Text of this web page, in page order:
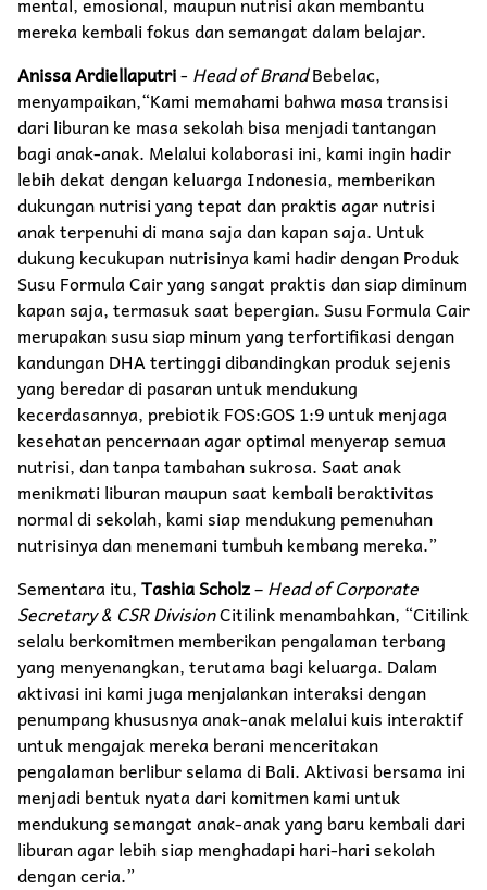
mereka kembali fokus dan semangat dalam belajar.
Anissa Ardiellaputri-Head of BrandBebelac,
menyampaikan,“Kami memahami bahwa masa transisi
dari liburan ke masa sekolah bisa menjadi tantangan
bagi anak-anak. Melalui kolaborasi ini, kami ingin hadir
lebih dekat dengan keluarga Indonesia, memberikan
dukungan nutrisi yang tepat dan praktis agar nutrisi
anak terpenuhi di mana saja dan kapan saja. Untuk
dukung kecukupan nutrisinya kami hadir dengan Produk
Susu Formula Cair yang sangat praktis dan siap diminum
kapan saja, termasuk saat bepergian. Susu Formula Cair
merupakan susu siap minum yang terfortifikasi dengan
kandungan DHA tertinggi dibandingkan produk sejenis
yang beredar di pasaran untuk mendukung
kecerdasannya, prebiotik FOS:GOS 1:9 untuk menjaga
kesehatan pencernaan agar optimal menyerap semua
nutrisi, dan tanpa tambahan sukrosa. Saat anak
menikmati liburan maupun saat kembali beraktivitas
normal di sekolah, kami siap mendukung pemenuhan
nutrisinya dan menemani tumbuh kembang mereka.”
Sementara itu,Tashia Scholz–Head of Corporate
Secretary & CSR DivisionCitilink menambahkan, “Citilink
selalu berkomitmen memberikan pengalaman terbang
yang menyenangkan, terutama bagi keluarga. Dalam
aktivasi ini kami juga menjalankan interaksi dengan
penumpang khususnya anak-anak melalui kuis interaktif
untuk mengajak mereka berani menceritakan
pengalaman berlibur selama di Bali. Aktivasi bersama ini
menjadi bentuk nyata dari komitmen kami untuk
mendukung semangat anak-anak yang baru kembali dari
liburan agar lebih siap menghadapi hari-hari sekolah
dengan ceria.”